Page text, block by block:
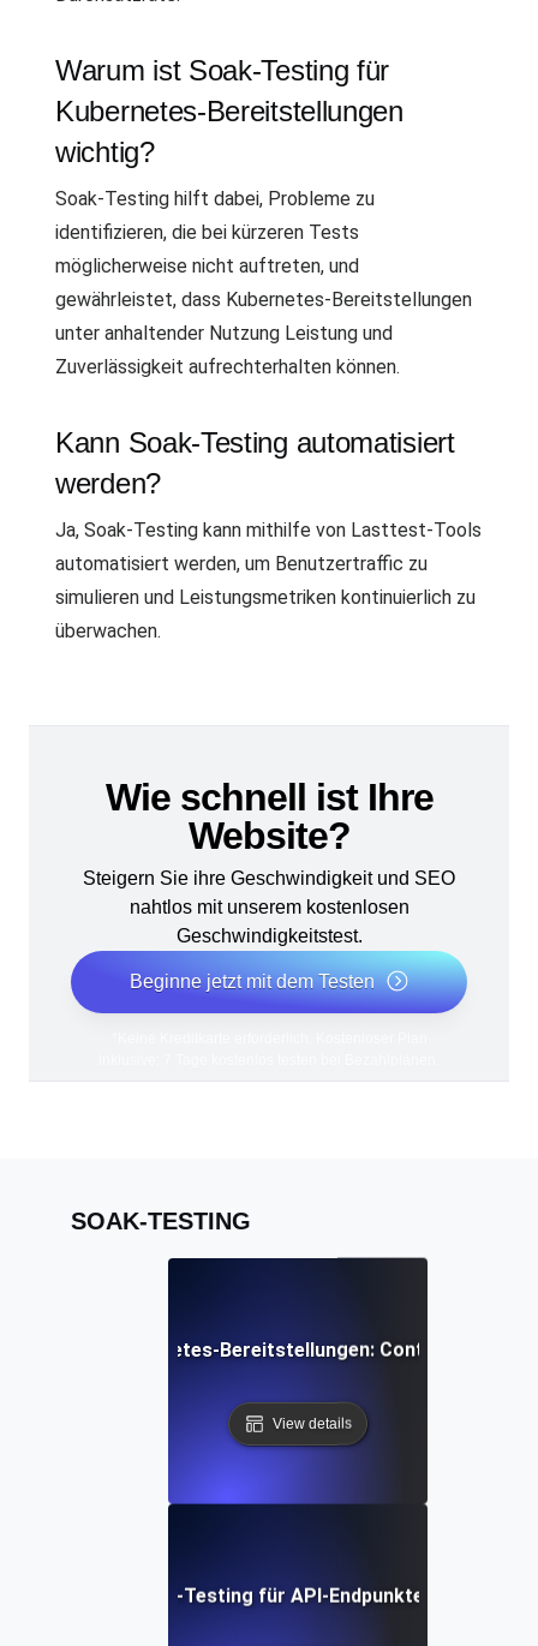
Warum ist Soak-Testing für
Kubernetes-Bereitstellungen
wichtig?
Soak-Testing hilft dabei, Probleme zu
identifizieren, die bei kürzeren Tests
möglicherweise nicht auftreten, und
gewährleistet, dass Kubernetes-Bereitstellungen
unter anhaltender Nutzung Leistung und
Zuverlässigkeit aufrechterhalten können.
Kann Soak-Testing automatisiert
werden?
Ja, Soak-Testing kann mithilfe von Lasttest-Tools
automatisiert werden, um Benutzertraffic zu
simulieren und Leistungsmetriken kontinuierlich zu
überwachen.
Wie schnell ist Ihre
Website?
Steigern Sie ihre Geschwindigkeit und SEO
nahtlos mit unserem kostenlosen
Geschwindigkeitstest.
Beginne jetzt mit dem Testen
SOAK-TESTING
für Kubernetes-Bereitstellungen: Containers
View details
und Einweichen-Testing für API-Endpunkte: Stabilität